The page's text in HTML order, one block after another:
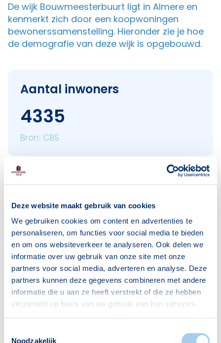
Deze website maakt gebruik van cookies
We gebruiken cookies om content en advertenties te
personaliseren, om functies voor social media te bieden
en om ons websiteverkeer te analyseren. Ook delen we
informatie over uw gebruik van onze site met onze
partners voor social media, adverteren en analyse. Deze
partners kunnen deze gegevens combineren met andere
informatie die u aan ze heeft verstrekt of die ze hebben
verzameld op basis van uw gebruik van hun services.
Noodzakelijk
De wijk Bouwmeesterbuurt ligt in Almere en
kenmerkt zich door een koopwoningen
bewonerssamenstelling. Hieronder zie je hoe
de demografie van deze wijk is opgebouwd.
Aantal inwoners
4335
Bron: CBS
Leeftijden
< 18 jaar
18–25 jaar
525
25–45 jaar
1204
45–65 jaar
1168
65+ jaar
708
Bron: CBS